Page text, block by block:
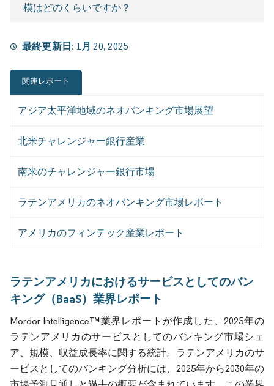
模はどのくらいですか？
最終更新日: 1月 20, 2025
関連レポート
アジア太平洋地域のネオバンキング市場展望
北米チャレンジャー銀行産業
南米のチャレンジャー銀行市場
ラテンアメリカのネオバンキング市場レポート
アメリカのフィンテック産業レポート
ラテンアメリカにおけるサービスとしてのバン
キング（BaaS）業界レポート
Mordor Intelligence™業界レポートが作成した、2025年の
ラテンアメリカのサービスとしてのバンキング市場シェ
ア、規模、収益成長率に関する統計。ラテンアメリカのサ
ービスとしてのバンキング分析には、2025年から2030年の